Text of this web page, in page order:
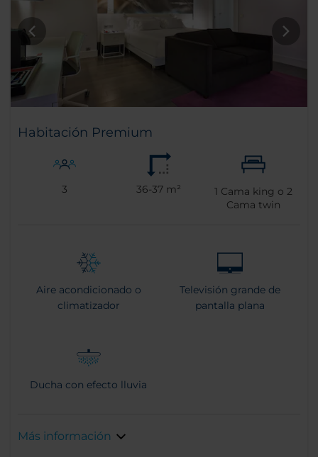
Habitación Premium
3 36-37 m² 1 Cama king o 2
Cama twin
Aire acondicionado o
climatizador
Televisión grande de
pantalla plana
Ducha con efecto lluvia
Más información